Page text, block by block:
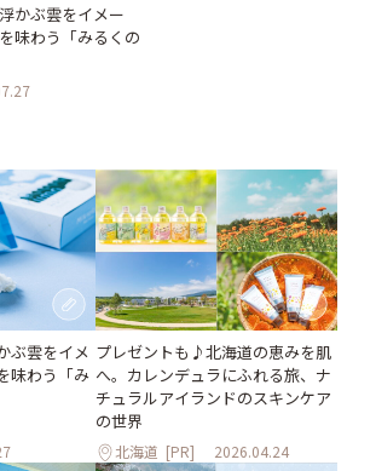
かぶ雲をイメー
味わう「みるくの
ぶ雲をイメ
味わう「み
プレゼントも♪北海道の恵みを肌
へ。カレンデュラにふれる旅、ナ
チュラルアイランドのスキンケア
の世界
北海道 [PR] 2026.04.24